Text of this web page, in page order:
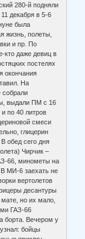
280-й подняли
11 декабря в 5-6
была
жизнь, полеты,
и пр. По
кто даже девиц в
постелях
окончания
На
собрали
выдали ПМ с 16
по 40 литров
смеси
глицерин
обед сего дня
Чирчик –
66, минометы на
МИ-6 заехать не
вертолетов
десантуры
мате, но их мало,
ГАЗ-66
борта. Вечером у
бойцы